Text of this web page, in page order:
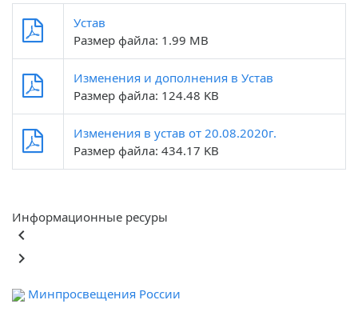
Устав
Размер файла: 1.99 MB
Изменения и дополнения в Устав
Размер файла: 124.48 KB
Изменения в устав от 20.08.2020г.
Размер файла: 434.17 KB
Информационные ресуры
keyboard_arrow_left
keyboard_arrow_right
Минпросвещения России